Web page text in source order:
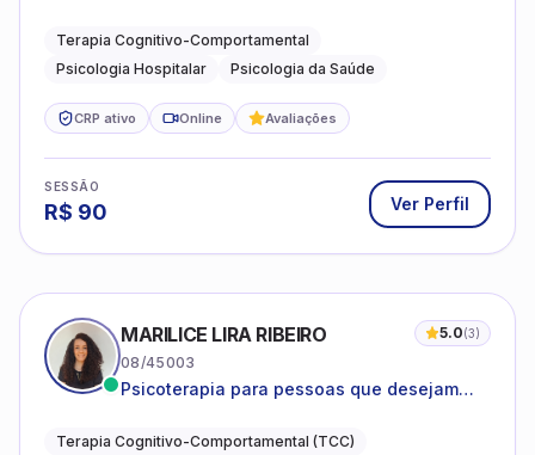
Terapia Cognitivo-Comportamental
Psicologia Hospitalar
Psicologia da Saúde
CRP ativo Online Avaliações
SESSÃO
R$ 90 Ver Perfil
MARILICE LIRA RIBEIRO 5.0(3)
08/45003
Psicoterapia para pessoas que desejam
dificuldades do dia a dia
Terapia Cognitivo-Comportamental (TCC)